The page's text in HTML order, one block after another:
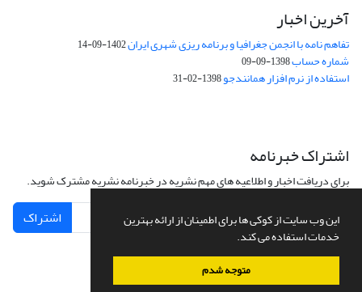
این وب سایت از کوکی ها برای اطمینان از ارائه بهترین
خدمات استفاده می کند.
متوجه شدم
آخرین اخبار
تفاهم نامه با انجمن جغرافیا و برنامه ریزی شهری ایران1402-09-14
شماره حساب1398-09-09
استفاده از نرم افزار همانندجو1398-02-31
اشتراک خبرنامه
برای دریافت اخبار و اطلاعیه های مهم نشریه در خبرنامه نشریه مشترک شوید.
اشتراک
سامانه مدیریت نشریات علمی.طراحی و پیاده سازی ازسیناوب